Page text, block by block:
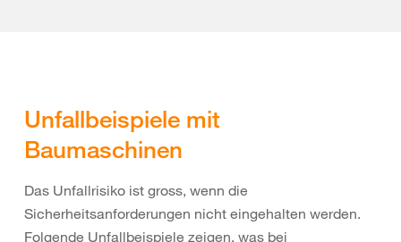
Unfallbeispiele mit
Baumaschinen
Das Unfallrisiko ist gross, wenn die
Sicherheitsanforderungen nicht eingehalten werden.
Folgende Unfallbeispiele zeigen, was bei